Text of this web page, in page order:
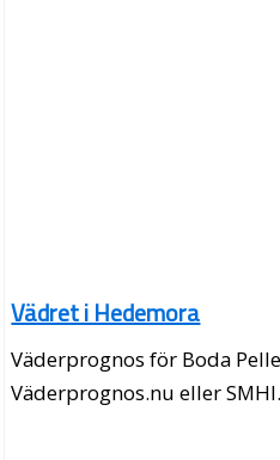
Vädret i Hedemora
Väderprognos för Boda
Väderprognos.nu eller SMHI.